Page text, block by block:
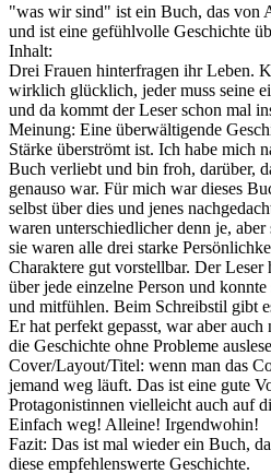
"was wir sind" ist ein Buch, das von
und ist eine gefühlvolle Geschichte
Inhalt:
Drei Frauen hinterfragen ihr Leben.
wirklich glücklich, jeder muss seine
und da kommt der Leser schon mal
Meinung: Eine überwältigende
Stärke überströmt ist. Ich habe mich
Buch verliebt und bin froh, darüber,
genauso war. Für mich war dieses
selbst über dies und jenes
waren unterschiedlicher denn je, aber
sie waren alle drei starke
Charaktere gut vorstellbar. Der Leser
über jede einzelne Person und
und mitfühlen. Beim Schreibstil gibt
Er hat perfekt gepasst, war aber
die Geschichte ohne Probleme
Cover/Layout/Titel: wenn man das
jemand weg läuft. Das ist eine gute
Protagonistinnen vielleicht auch auf
Einfach weg! Alleine! Irgendwohin!
Fazit: Das ist mal wieder ein Buch,
diese empfehlenswerte Geschichte.